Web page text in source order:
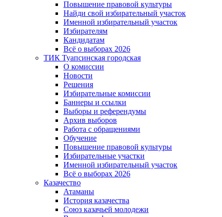
Повышение правовой культуры
Найди свой избирательный участок
Именной избирательный участок
Избирателям
Кандидатам
Всё о выборах 2026
ТИК Туапсинская городская
О комиссии
Новости
Решения
Избирательные комиссии
Баннеры и ссылки
Выборы и референдумы
Архив выборов
Работа с обращениями
Обучение
Повышение правовой культуры
Избирательные участки
Именной избирательный участок
Всё о выборах 2026
Казачество
Атаманы
История казачества
Союз казачьей молодежи